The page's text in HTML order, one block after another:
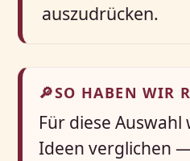
auszudrücken.
🔎SO HABEN WIR
Für diese
Ideen verglichen